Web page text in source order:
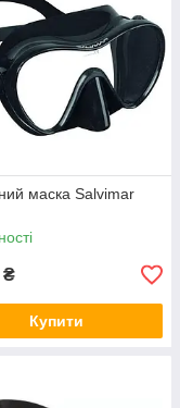
маска Salvimar
₴
Купити